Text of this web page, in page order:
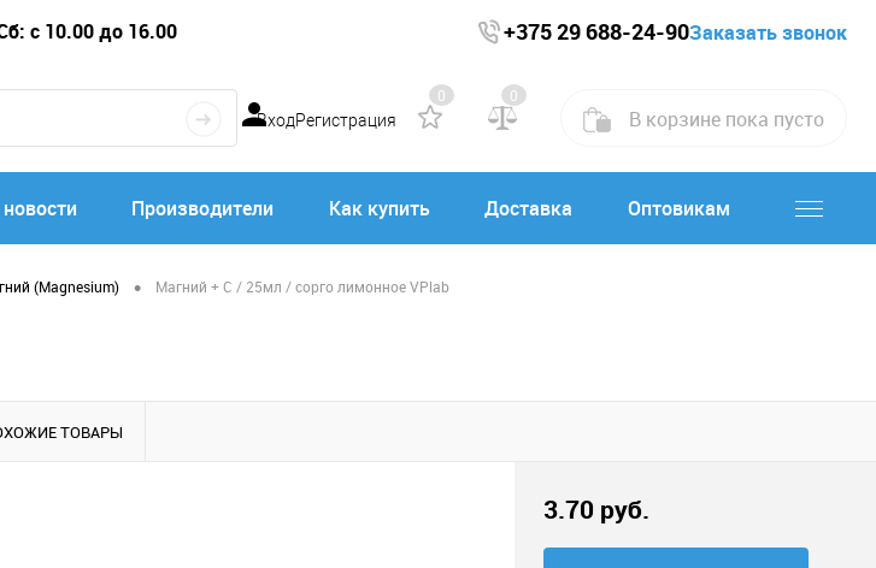
с 10.00 до 16.00 +375 29 688-24-90Заказать звонок
ВходРегистрация
0 0
В корзине пока пусто
Производители Как купить Доставка Оптовикам
(Magnesium) • Магний + C / 25мл / сорго лимонное VPlab
ТОВАРЫ
3.70 руб.